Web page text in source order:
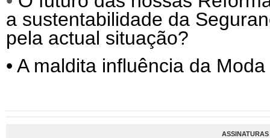
a sustentabilidade da
pela actual situação?
• A maldita influência da
ASSINATURAS